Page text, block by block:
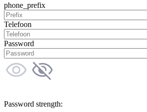
phone_prefix
Telefoon
Password
Password strength: